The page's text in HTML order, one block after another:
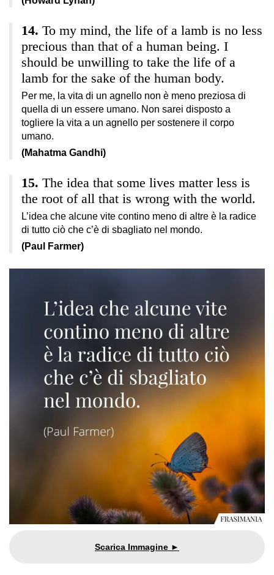
To my mind, the life of a lamb is no less
precious than that of a human being. I
should be unwilling to take the life of a
lamb for the sake of the human body.
Per me, la vita di un agnello non è meno preziosa di
quella di un essere umano. Non sarei disposto a
togliere la vita a un agnello per sostenere il corpo
umano.
(Mahatma Gandhi)
The idea that some lives matter less is
the root of all that is wrong with the world.
L’idea che alcune vite contino meno di altre è la radice
di tutto ciò che c’è di sbagliato nel mondo.
(Paul Farmer)